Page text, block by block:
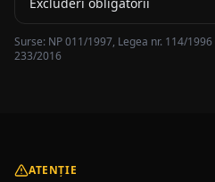
Surse: NP 011/1997, Legea nr. 114/
233/2016
ATENȚIE